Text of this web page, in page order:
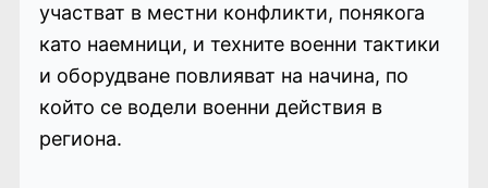
участват в местни конфликти, понякога
като наемници, и техните военни тактики
и оборудване повлияват на начина, по
който се водели военни действия в
региона.